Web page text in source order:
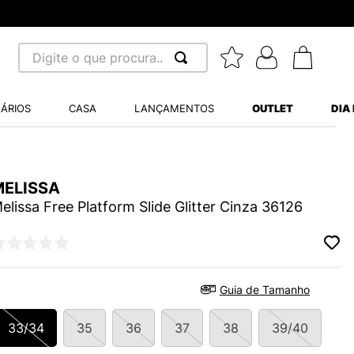
Digite o que procura...
CASA LANÇAMENTOS OUTLET DIA
Free Platform Slide Glitter Cinza 36126
Guia de Tamanho
33/34 35 36 37 38 39/40
BALANCE 530
WHITE
VANS ULTRARANGE